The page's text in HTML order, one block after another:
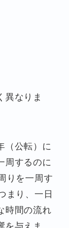
異なりま
（公転）に
周するのに
りを一周す
まり、一日
時間の流れ